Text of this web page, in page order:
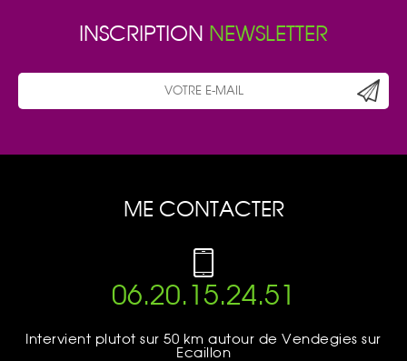
INSCRIPTION NEWSLETTER
ME CONTACTER
06.20.15.24.51
Intervient plutot sur 50 km autour de Vendegies sur
Ecaillon